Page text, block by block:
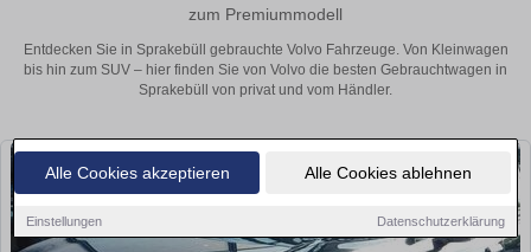
Alle Cookies akzeptieren Alle Cookies ablehnen
Einstellungen Datenschutzerklärung
zum Premiummodell
Entdecken Sie in Sprakebüll gebrauchte Volvo Fahrzeuge. Von Kleinwagen
bis hin zum SUV – hier finden Sie von Volvo die besten Gebrauchtwagen in
Sprakebüll von privat und vom Händler.